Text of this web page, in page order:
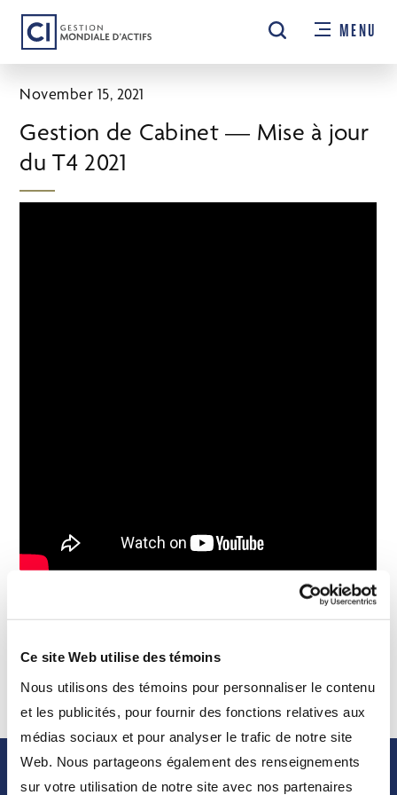
Ce site Web utilise des témoins
Nous utilisons des témoins pour personnaliser le contenu
et les publicités, pour fournir des fonctions relatives aux
médias sociaux et pour analyser le trafic de notre site
Web. Nous partageons également des renseignements
sur votre utilisation de notre site avec nos partenaires
Passer
contenu
principal
MENU
November 15, 2021
Gestion de Cabinet — Mise à jour
du T4 2021
mindset in Ryan’s Q3 video update.